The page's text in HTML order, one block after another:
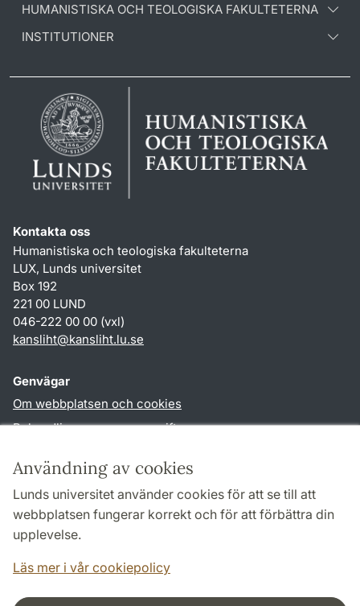
Användning av cookies
Lunds universitet använder cookies för att se till att
webbplatsen fungerar korrekt och för att förbättra din
upplevelse.
Läs mer i vår cookiepolicy
HUMANISTISKA OCH TEOLOGISKA FAKULTETERNA
INSTITUTIONER
Kontakta oss
Humanistiska och teologiska fakulteterna
LUX, Lunds universitet
Box 192
221 00 LUND
046-222 00 00 (vxl)
kansliht@kansliht.lu.se
Genvägar
Om webbplatsen och cookies
Behandling av personuppgifter
TYPO3-login
Följ oss i sociala medier